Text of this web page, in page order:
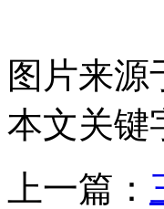
图片来源
本文关键
上一篇：